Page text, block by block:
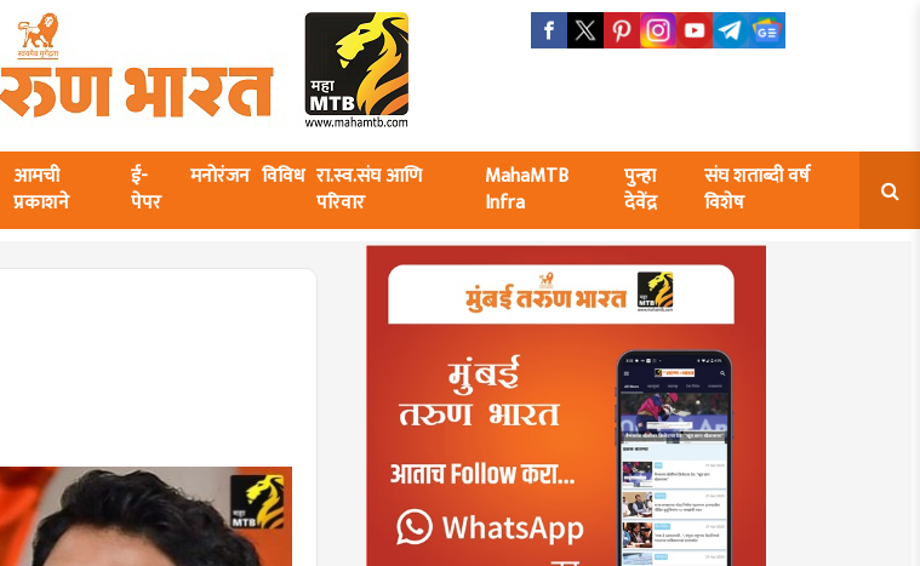
आमची
प्रकाशने
ई-
पेपर
मनोरंजन विविध रा.स्व.संघ आणि
परिवार
MahaMTB
Infra
पुन्हा
देवेंद्र
संघ शताब्दी वर्ष
विशेष